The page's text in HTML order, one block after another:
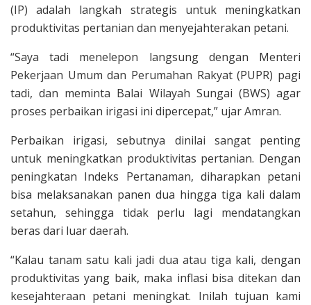
(IP) adalah langkah strategis untuk meningkatkan
produktivitas pertanian dan menyejahterakan petani.
“Saya tadi menelepon langsung dengan Menteri
Pekerjaan Umum dan Perumahan Rakyat (PUPR) pagi
tadi, dan meminta Balai Wilayah Sungai (BWS) agar
proses perbaikan irigasi ini dipercepat,” ujar Amran.
Perbaikan irigasi, sebutnya dinilai sangat penting
untuk meningkatkan produktivitas pertanian. Dengan
peningkatan Indeks Pertanaman, diharapkan petani
bisa melaksanakan panen dua hingga tiga kali dalam
setahun, sehingga tidak perlu lagi mendatangkan
beras dari luar daerah.
“Kalau tanam satu kali jadi dua atau tiga kali, dengan
produktivitas yang baik, maka inflasi bisa ditekan dan
kesejahteraan petani meningkat. Inilah tujuan kami